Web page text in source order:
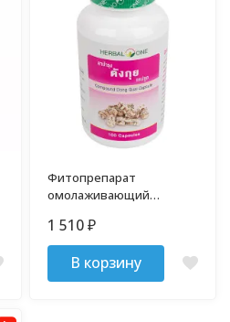
Фитопрепарат
омолаживающий
Herbal One 100 капсул
1 510₽
В корзину